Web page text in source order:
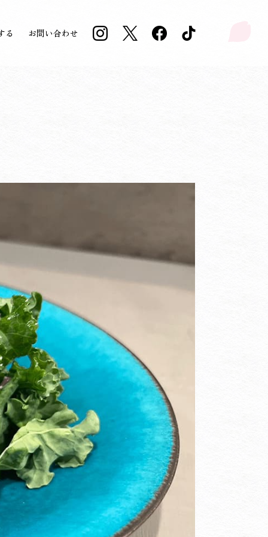
る お問い合わせ